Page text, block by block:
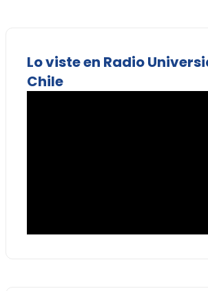
Lo viste en Radio
Chile